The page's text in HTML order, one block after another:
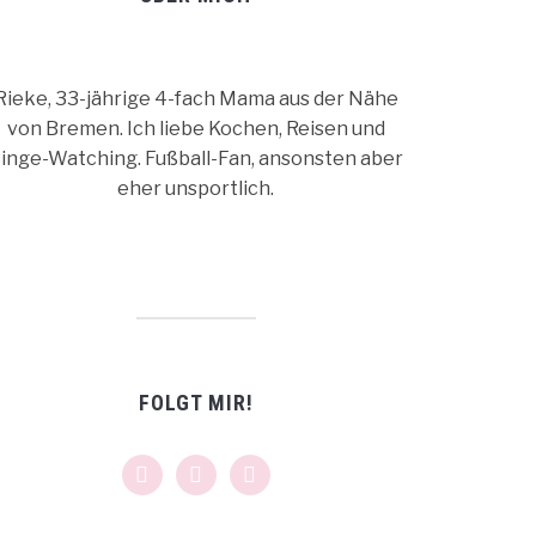
33-jährige 4-fach Mama aus der Nähe
von Bremen. Ich liebe Kochen, Reisen und
Watching. Fußball-Fan, ansonsten aber
eher unsportlich.
FOLGT MIR!
facebookinstagrampinterest